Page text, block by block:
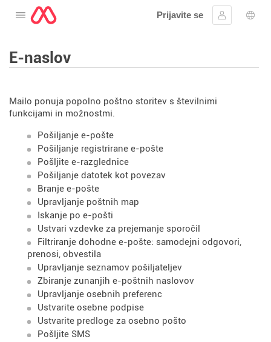
Odprite meni
Prijavite se
Vpis
E-naslov
Mailo ponuja popolno poštno storitev s številnimi
funkcijami in možnostmi.
Pošiljanje e-pošte
Pošiljanje registrirane e-pošte
Pošljite e-razglednice
Pošiljanje datotek kot povezav
Branje e-pošte
Upravljanje poštnih map
Iskanje po e-pošti
Ustvari vzdevke za prejemanje sporočil
Filtriranje dohodne e-pošte: samodejni odgovori,
prenosi, obvestila
Upravljanje seznamov pošiljateljev
Zbiranje zunanjih e-poštnih naslovov
Upravljanje osebnih preferenc
Ustvarite osebne podpise
Ustvarite predloge za osebno pošto
Pošljite SMS